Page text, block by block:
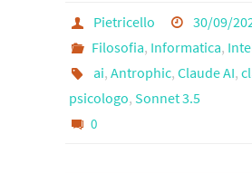
Pietricello
30/09/
Filosofia, Informatica,
ai, Antrophic, Claude AI,
psicologo, Sonnet 3.5
0